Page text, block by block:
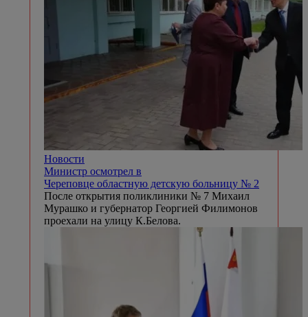
Новости
Министр осмотрел в
Череповце областную детскую больницу № 2
После открытия поликлиники № 7 Михаил
Мурашко и губернатор Георгией Филимонов
проехали на улицу К.Белова.